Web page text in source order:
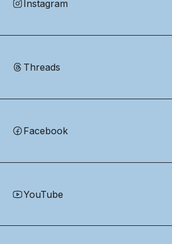
Instagram
Threads
Facebook
YouTube